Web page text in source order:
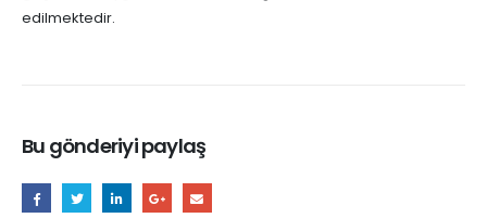
edilmektedir.
Bu gönderiyi paylaş